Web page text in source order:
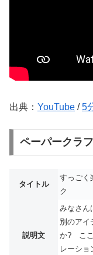
出典： YouTube /5
ペーパークラ
タイトル
すっごく
ク
説明文
みなさん
別のアイ
か? ここ
レーショ